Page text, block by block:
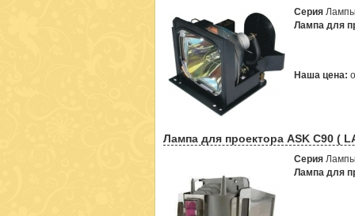
Серия
Лампа для
Наша цена:
Лампа для проектора ASK C90 (
Серия
Лампа для